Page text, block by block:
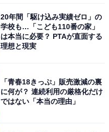
20年間「駆け込み実績ゼロ」の
学校も…「こども110番の家」
は本当に必要？ PTAが直面する
理想と現実
「青春18きっぷ」販売激減の裏
に何が？ 連続利用の厳格化だけ
ではない「本当の理由」